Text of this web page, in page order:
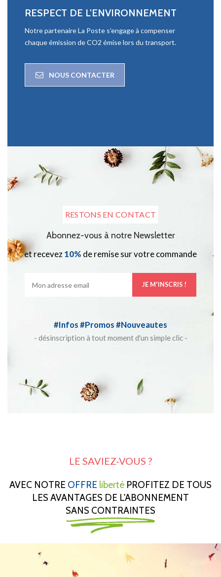
RESPECT DE L'ENVIRONNEMENT
Notre partenaire La Poste s’engage à compenser
chaque émission de CO2 émise lors du transport.
NOUS CONTACTER
RESTONS EN CONTACT
Abonnez-vous à notre Newsletter
et recevez10% de remise sur votre commande
#Infos #Promos #Nouveautes
- désinscription à tout moment d'un simple clic -
LE SAVIEZ-VOUS ?
AVEC NOTRE OFFRE liberté PROFITEZ DE TOUS
LES AVANTAGES DE L'ABONNEMENT
SANS CONTRAINTES